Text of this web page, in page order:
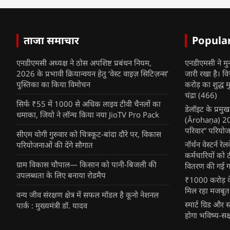
ताजा समाचार
एनडीएमसी अध्यक्ष ने ठोस अपशिष्ट प्रबंधन नियम,
2026 के प्रभावी क्रियान्वयन हेतु ‘वेस्ट वाइज़ सिटिज़न्स’
पुस्तिका का किया विमोचन
सिर्फ ₹55 में 1000 से अधिक लाइव टीवी चैनलों का
धमाका, जियो ने लॉन्च किया नया JioTV Pro Pack
सीएम योगी गुरुवार को चित्रकूट-बांदा दौरे पर, विकास
परियोजनाओं की देंगे सौगात
ग्राम विकास चौपाल— किसान को पानी-बिजली की
उपलब्धता के लिए बनाया रोडमैप
वन्य जीव संरक्षण क्षेत्र में सफल मॉडल है कूनो नेशनल
पार्क : मुख्यमंत्री डॉ. यादव
एनडीएमसी ने
जारी रखा है।
करोड़ का शुद्ध
चंद्रा (466)
डेलॉइट के
(Ārohaṇa)
परिवार”
नॉर्थन वेस्टर्न
कर्मचारियों
वितरण की गई
₹1000 करोड़
मिल रहा मजबूत
स्मार्ट ग्रिड
होगा भविष्य-